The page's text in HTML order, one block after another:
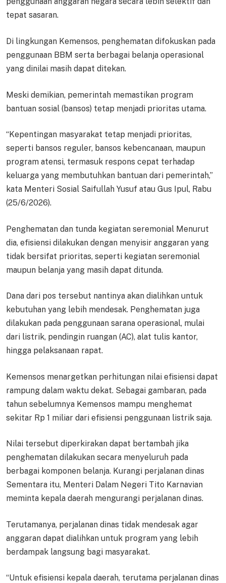
tepat sasaran.
Di lingkungan Kemensos, penghematan difokuskan pada
penggunaan BBM serta berbagai belanja operasional
yang dinilai masih dapat ditekan.
Meski demikian, pemerintah memastikan program
bantuan sosial (bansos) tetap menjadi prioritas utama.
“Kepentingan masyarakat tetap menjadi prioritas,
seperti bansos reguler, bansos kebencanaan, maupun
program atensi, termasuk respons cepat terhadap
keluarga yang membutuhkan bantuan dari pemerintah,”
kata Menteri Sosial Saifullah Yusuf atau Gus Ipul, Rabu
(25/6/2026).
Penghematan dan tunda kegiatan seremonial Menurut
dia, efisiensi dilakukan dengan menyisir anggaran yang
tidak bersifat prioritas, seperti kegiatan seremonial
maupun belanja yang masih dapat ditunda.
Dana dari pos tersebut nantinya akan dialihkan untuk
kebutuhan yang lebih mendesak. Penghematan juga
dilakukan pada penggunaan sarana operasional, mulai
dari listrik, pendingin ruangan (AC), alat tulis kantor,
hingga pelaksanaan rapat.
Kemensos menargetkan perhitungan nilai efisiensi dapat
rampung dalam waktu dekat. Sebagai gambaran, pada
tahun sebelumnya Kemensos mampu menghemat
sekitar Rp 1 miliar dari efisiensi penggunaan listrik saja.
Nilai tersebut diperkirakan dapat bertambah jika
penghematan dilakukan secara menyeluruh pada
berbagai komponen belanja. Kurangi perjalanan dinas
Sementara itu, Menteri Dalam Negeri Tito Karnavian
meminta kepala daerah mengurangi perjalanan dinas.
Terutamanya, perjalanan dinas tidak mendesak agar
anggaran dapat dialihkan untuk program yang lebih
berdampak langsung bagi masyarakat.
“Untuk efisiensi kepala daerah, terutama perjalanan dinas